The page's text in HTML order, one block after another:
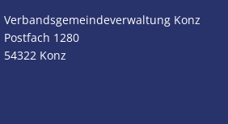
Verbandsgemeindeverwaltung Konz
Postfach 1280
54322 Konz